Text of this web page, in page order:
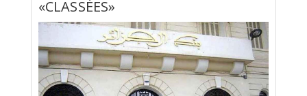
«CLASSÉES»